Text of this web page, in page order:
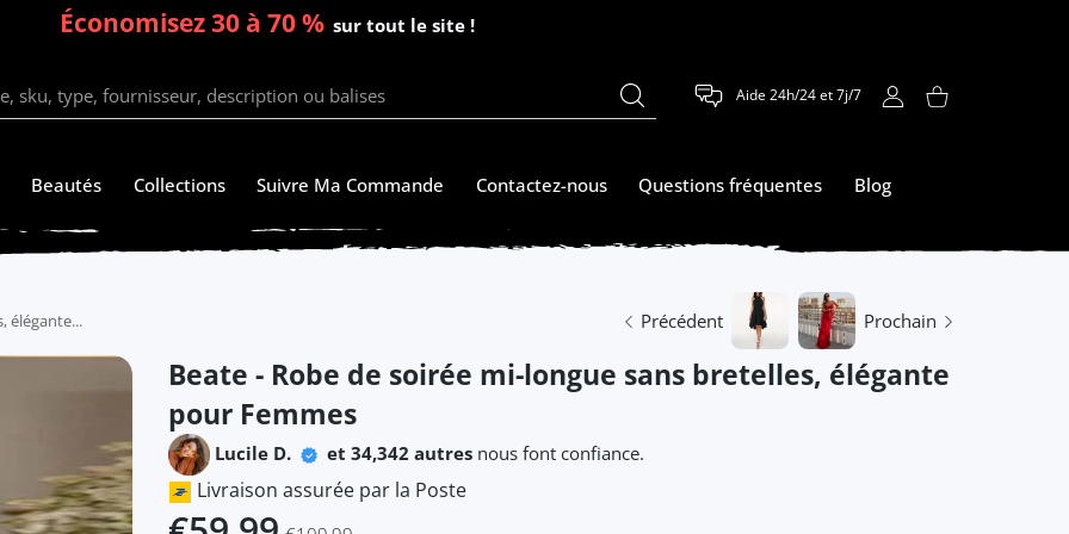
Économisez 30 à 70 % sur tout le site !
Aide 24h/24 et 7j/7 COMPTE D'UTILISATEUR
Panier
Beautés Collections Suivre Ma Commande Contactez-nous Questions fréquentes Blog
élégante... Précédent Prochain
Beate - Robe de soirée mi-longue sans bretelles, élégante
pour Femmes
Lucile D. et 34,342 autresnous font confiance.
Livraison assurée par la Poste